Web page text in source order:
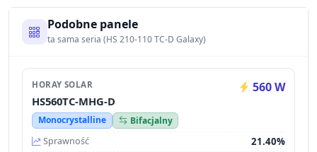
Podobne panele
ta sama seria (HS 210-110 TC-D Galaxy)
HORAY SOLAR 560 W
HS560TC-MHG-D
Monocrystalline
Bifacjalny
Sprawność
21.40%